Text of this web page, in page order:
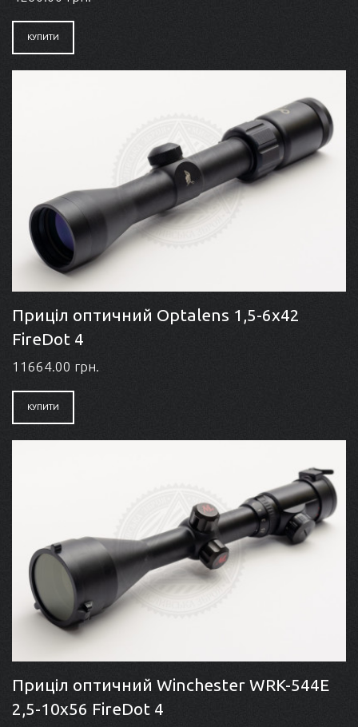
КУПИТИ
Приціл оптичний Optalens 1,5-6x42
FireDot 4
11664.00 грн.
КУПИТИ
Приціл оптичний Winchester WRK-544E
2,5-10x56 FireDot 4